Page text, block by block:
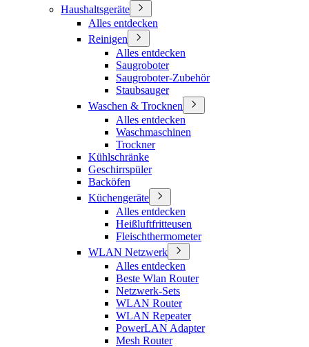
Haushaltsgeräte
Alles entdecken
Reinigen
Alles entdecken
Saugroboter
Saugroboter-Zubehör
Staubsauger
Waschen & Trocknen
Alles entdecken
Waschmaschinen
Trockner
Kühlschränke
Geschirrspüler
Backöfen
Küchengeräte
Alles entdecken
Heißluftfritteusen
Fleischthermometer
WLAN Netzwerk
Alles entdecken
Beste Wlan Router
Netzwerk-Sets
WLAN Router
WLAN Repeater
PowerLAN Adapter
Mesh Router